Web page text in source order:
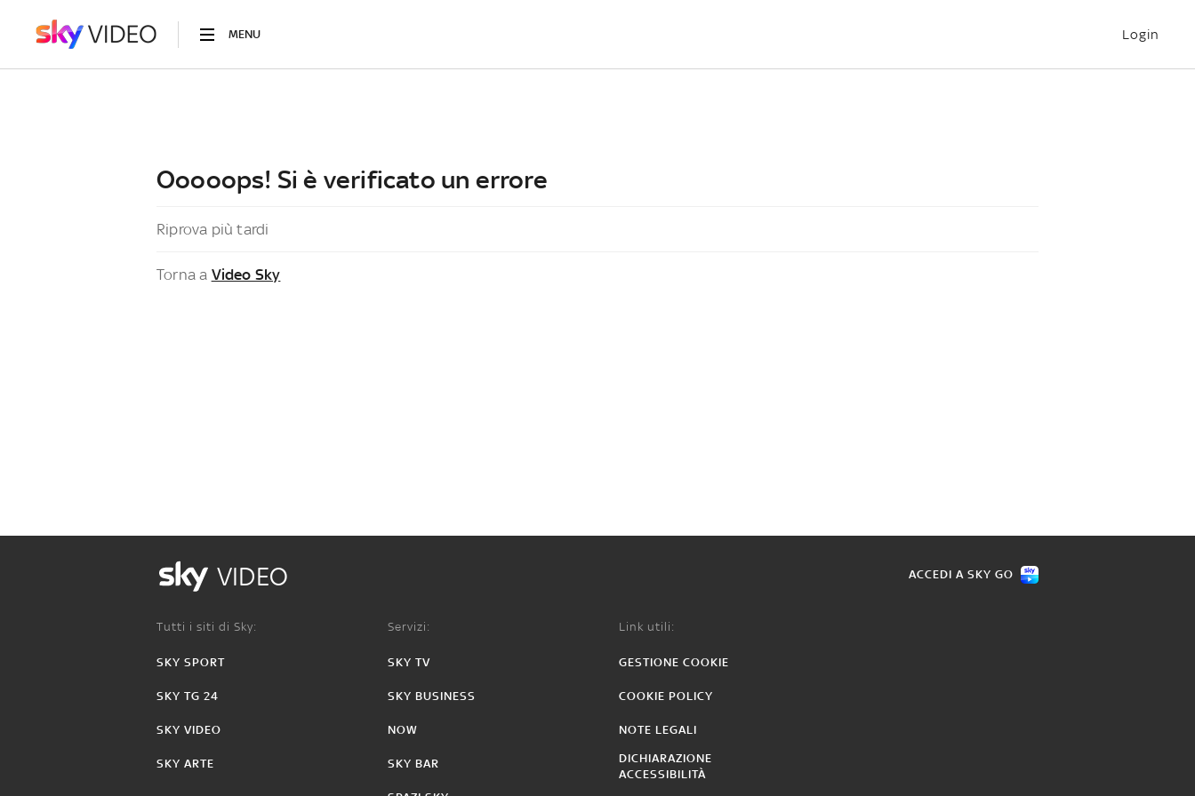
MENU Login
Ooooops! Si è verificato un errore
Riprova più tardi
Torna a Video Sky
VIDEO ACCEDI A SKY GO
Tutti i siti di Sky:
SKY SPORT
SKY TG 24
SKY VIDEO
SKY ARTE
Servizi:
SKY TV
SKY BUSINESS
NOW
SKY BAR
Link utili:
GESTIONE COOKIE
COOKIE POLICY
NOTE LEGALI
DICHIARAZIONE
ACCESSIBILITÀ